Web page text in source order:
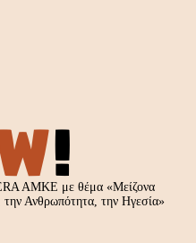
ΑΜΚΕ με θέμα «Μείζονα
Ανθρωπότητα, την Ηγεσία»